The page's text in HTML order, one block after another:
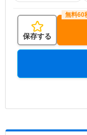
保存する